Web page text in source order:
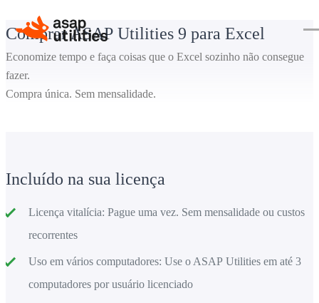
Comprar ASAP Utilities 9 para Excel
Economize tempo e faça coisas que o Excel sozinho não consegue
fazer.
Compra única. Sem mensalidade.
Incluído na sua licença
Licença vitalícia: Pague uma vez. Sem mensalidade ou custos
recorrentes
Uso em vários computadores: Use o ASAP Utilities em até 3
computadores por usuário licenciado